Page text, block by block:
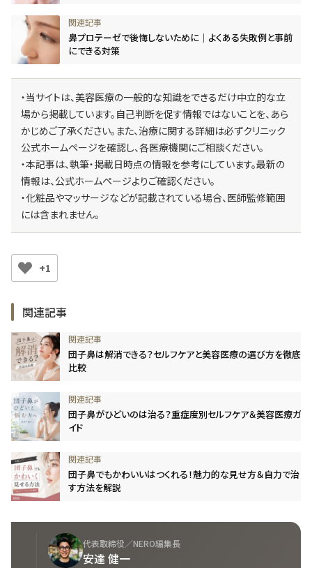
鼻プロテーゼで後悔しないために｜よくある失敗例と事前
にできる対策
・当サイトは、美容医療の一般的な知識をできるだけ中立的な立
場から掲載しています。自己判断を促す情報ではないことを、あら
かじめご了承ください。また、治療に関する詳細は必ずクリニック
公式ホームページを確認し、各医療機関にご相談ください。
・本記事は、執筆・掲載日時点の情報を参考にしています。最新の
情報は、公式ホームページよりご確認ください。
・化粧品やマッサージなどが記載されている場合、医師監修範囲
には含まれません。
+1
関連記事
団子鼻は解消できる？セルフケアと美容医療の選び方を徹底
比較
団子鼻がひどいのは治る？重症度別セルフケア＆美容医療ガ
イド
団子鼻でもかわいいはつくれる！魅力的な見せ方＆自力で治
す方法を解説
代表取締役／NERO編集長
安達 健一